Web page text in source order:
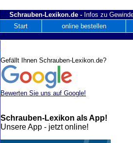
Schrauben-Lexikon.de - Infos zu
Start
online bestellen
Gefällt Ihnen Schrauben-Lexikon.de?
Bewerten Sie uns auf Google!
Schrauben-Lexikon als App!
Unsere App - jetzt online!